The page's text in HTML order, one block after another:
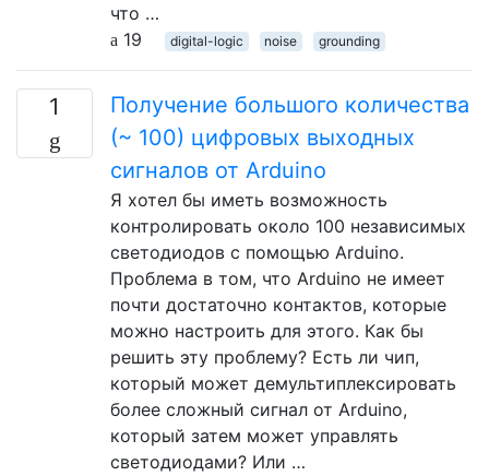
что …
19
digital-logic noise grounding
1
Получение большого количества
(~ 100) цифровых выходных
сигналов от Arduino
Я хотел бы иметь возможность
контролировать около 100 независимых
светодиодов с помощью Arduino.
Проблема в том, что Arduino не имеет
почти достаточно контактов, которые
можно настроить для этого. Как бы
решить эту проблему? Есть ли чип,
который может демультиплексировать
более сложный сигнал от Arduino,
который затем может управлять
светодиодами? Или …